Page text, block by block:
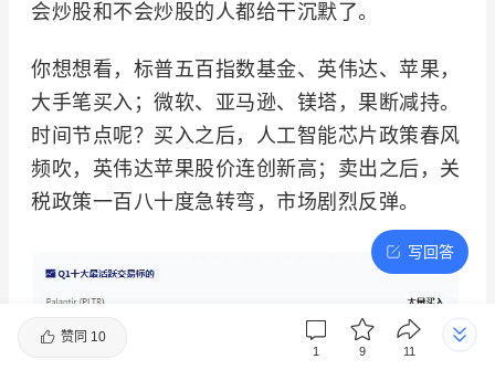
会炒股和不会炒股的人都给干沉默了。
你想想看，标普五百指数基金、英伟达、苹果，
大手笔买入；微软、亚马逊、镁塔，果断减持。
时间节点呢？买入之后，人工智能芯片政策春风
频吹，英伟达苹果股价连创新高；卖出之后，关
税政策一百八十度急转弯，市场剧烈反弹。
写回答
赞同 10
1 9 11